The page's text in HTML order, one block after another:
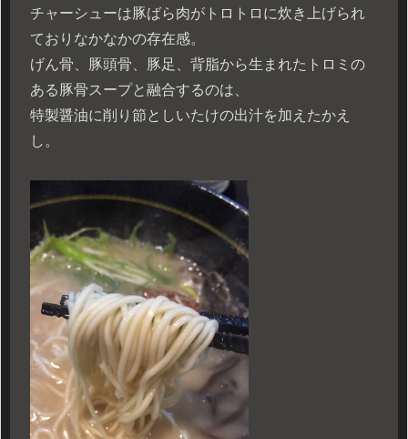
チャーシューは豚ばら肉がトロトロに炊き上げられ
ておりなかなかの存在感。
げん骨、豚頭骨、豚足、背脂から生まれたトロミの
ある豚骨スープと融合するのは、
特製醤油に削り節としいたけの出汁を加えたかえ
し。